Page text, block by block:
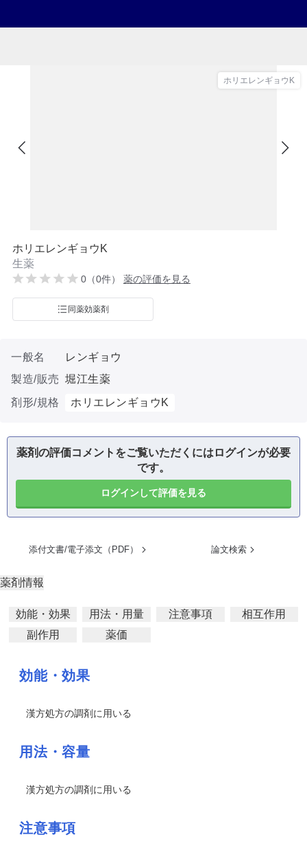
ホリエレンギョウK
ホリエレンギョウK
生薬
0（0件） 薬の評価を見る
同薬効薬剤
一般名
レンギョウ
製造/販売 堀江生薬
剤形/規格
ホリエレンギョウK
薬剤の評価コメントをご覧いただくにはログインが必要
です。
ログインして評価を見る
添付文書/電子添文（PDF） 論文検索
薬剤情報
効能・効果 用法・用量 注意事項
相互作用
副作用
薬価
効能・効果
漢方処方の調剤に用いる
用法・容量
漢方処方の調剤に用いる
注意事項